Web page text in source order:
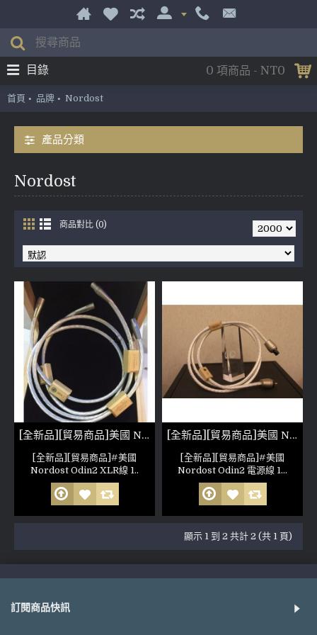
0 項商品 - NT0
目錄
首頁 品牌 Nordost
產品分類
Nordost
商品對比 (0)
[全新品][貿易商品]美國 Nordost Odin2 XLR線
[全新品][貿易商品]#美國
Nordost Odin2 XLR線 1..
[全新品][貿易商品]美國 Nordost Odin2 電源線
[全新品][貿易商品]#美國
Nordost Odin2 電源線 1...
顯示 1 到 2 共計 2 (共 1 頁)
訂閱商品快訊